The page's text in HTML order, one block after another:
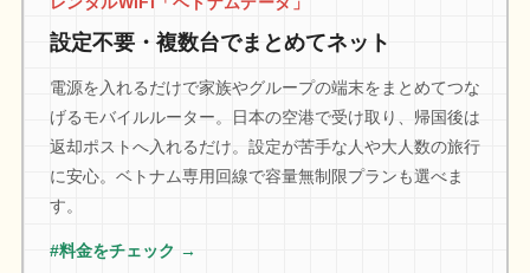
設定不要・複数台でまとめてネット
電源を入れるだけで家族やグループの端末をまとめてつな
げるモバイルルーター。日本の空港で受け取り、帰国後は
返却ポストへ入れるだけ。設定が苦手な人や大人数の旅行
に安心。ベトナム専用回線で容量無制限プランも選べま
す。
#料金をチェック →